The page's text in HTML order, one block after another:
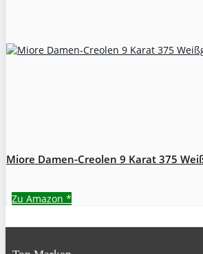
Miore Damen-Creolen 9 Karat 375
Zu Amazon *